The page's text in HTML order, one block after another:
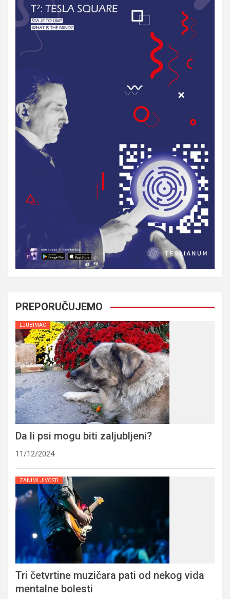
PREPORUČUJEMO
LJUBIMAC
Da li psi mogu biti zaljubljeni?
11/12/2024
ZANIMLJIVOSTI
Tri četvrtine muzičara pati od nekog vida
mentalne bolesti